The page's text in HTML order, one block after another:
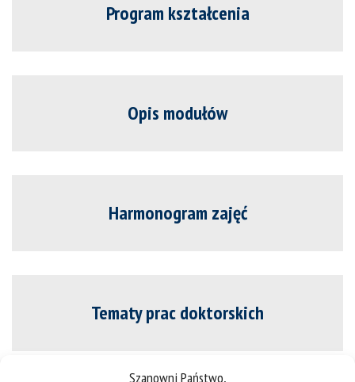
Szanowni Państwo,
Program kształcenia
Opis modułów
Harmonogram zajęć
Tematy prac doktorskich